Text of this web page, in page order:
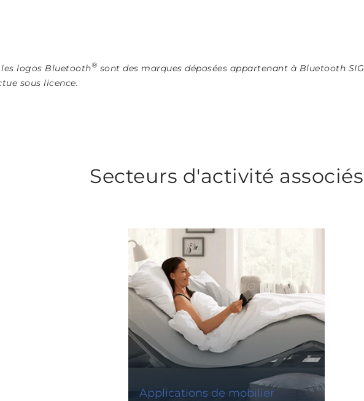
logos Bluetooth® sont des marques déposées appartenant à Bluetooth
sous licence.
Secteurs d'activité associés
Applications de mobilier